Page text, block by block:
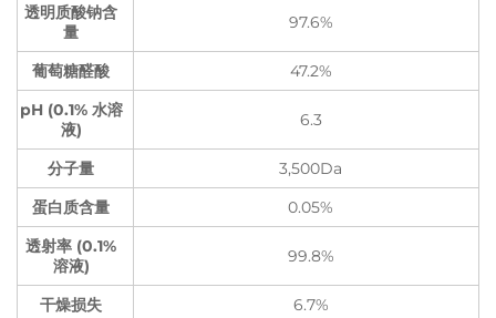
透明质酸钠含
量
97.6%
葡萄糖醛酸
47.2%
pH (0.1% 水溶
液)
6.3
分子量
3,500Da
蛋白质含量
0.05%
透射率 (0.1%
溶液)
99.8%
干燥损失
6.7%